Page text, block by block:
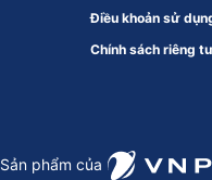
Điều khoản sử
Chính sách riêng
Sản phẩm của